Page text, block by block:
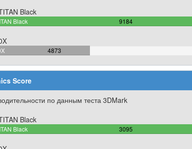
Black
Black 9184
100%
4873
53.059668989547%
Score
по данным теста 3DMark
Black
Black 3095
100%